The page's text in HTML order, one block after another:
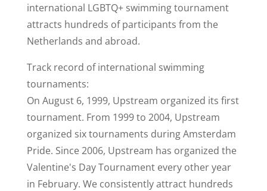
international LGBTQ+ swimming tournament
attracts hundreds of participants from the
Netherlands and abroad.
Track record of international swimming
tournaments:
On August 6, 1999, Upstream organized its first
tournament. From 1999 to 2004, Upstream
organized six tournaments during Amsterdam
Pride. Since 2006, Upstream has organized the
Valentine's Day Tournament every other year
in February. We consistently attract hundreds